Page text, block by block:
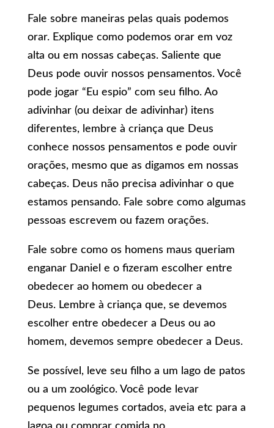
Fale sobre maneiras pelas quais podemos
orar. Explique como podemos orar em voz
alta ou em nossas cabeças. Saliente que
Deus pode ouvir nossos pensamentos. Você
pode jogar “Eu espio” com seu filho. Ao
adivinhar (ou deixar de adivinhar) itens
diferentes, lembre à criança que Deus
conhece nossos pensamentos e pode ouvir
orações, mesmo que as digamos em nossas
cabeças. Deus não precisa adivinhar o que
estamos pensando. Fale sobre como algumas
pessoas escrevem ou fazem orações.
Fale sobre como os homens maus queriam
enganar Daniel e o fizeram escolher entre
obedecer ao homem ou obedecer a
Deus. Lembre à criança que, se devemos
escolher entre obedecer a Deus ou ao
homem, devemos sempre obedecer a Deus.
Se possível, leve seu filho a um lago de patos
ou a um zoológico. Você pode levar
pequenos legumes cortados, aveia etc para a